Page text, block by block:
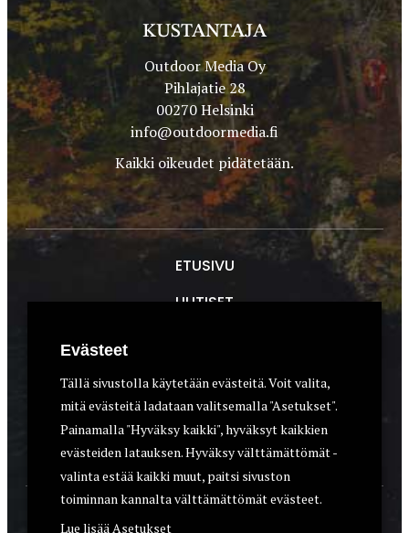
KUSTANTAJA
Outdoor Media Oy
Pihlajatie 28
00270 Helsinki
info@outdoormedia.fi
Kaikki oikeudet pidätetään.
ETUSIVU
UUTISET
ASEET & OPTIIKKA
VARUSTEET
KOIRAT
YHTEYSTIEDOT
Evästeet
Tällä sivustolla käytetään evästeitä. Voit valita,
mitä evästeitä ladataan valitsemalla "Asetukset".
Painamalla "Hyväksy kaikki", hyväksyt kaikkien
evästeiden latauksen. Hyväksy välttämättömät -
valinta estää kaikki muut, paitsi sivuston
toiminnan kannalta välttämättömät evästeet.
Lue lisääAsetukset